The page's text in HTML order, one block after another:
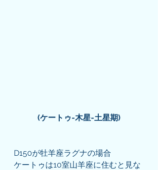
(ケートゥ-木星-土星期)
D150が牡羊座ラグナの場合
ケートゥは10室山羊座に住むと見な